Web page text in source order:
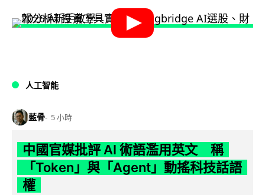
人工智能
藍骨 5 小時
中國官媒批評 AI 術語濫用英文 稱
「Token」與「Agent」動搖科技話語
權